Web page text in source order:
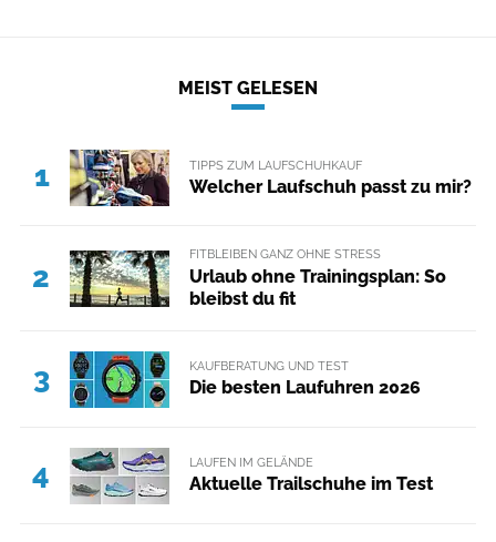
MEIST GELESEN
1 TIPPS ZUM LAUFSCHUHKAUF
Welcher Laufschuh passt zu mir?
2
FITBLEIBEN GANZ OHNE STRESS
Urlaub ohne Trainingsplan: So
bleibst du fit
3 KAUFBERATUNG UND TEST
Die besten Laufuhren 2026
4 LAUFEN IM GELÄNDE
Aktuelle Trailschuhe im Test